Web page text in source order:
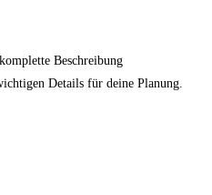
Beschreibung
Details für deine Planung.